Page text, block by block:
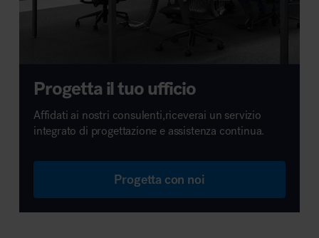
Progetta il tuo ufficio
Affidati ai nostri consulenti,riceverai un servizio
integrato di progettazione e assistenza continua.
Progetta con noi